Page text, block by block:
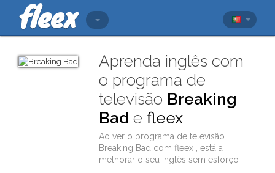
Aprenda inglês com
o programa de
televisão Breaking
Bad efleex
Ao ver o programa de televisão
Breaking Bad comfleex
, está a
melhorar o seu inglês sem esforço